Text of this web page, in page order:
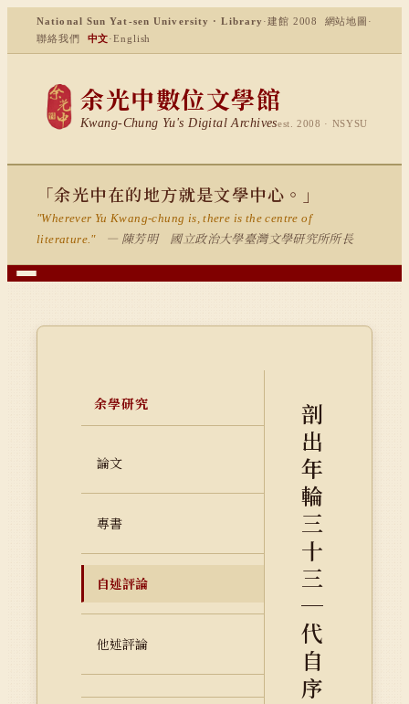
National Sun Yat-sen University · Library ·建館 2008 網站地圖 ·
聯絡我們
中文·English
余光中數位文學館
Kwang-Chung Yu's Digital Archivesest. 2008 · NSYSU
「余光中在的地方就是文學中心。」
"Wherever Yu Kwang-chung is, there is the centre of
literature."
— 陳芳明 國立政治大學臺灣文學研究所所長
余學研究
論文
專書
自述評論
他述評論
剖
出
年
輪
三
十
三
─
代
自
序